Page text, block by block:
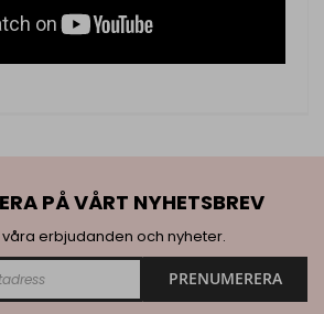
PÅ VÅRT NYHETSBREV
våra erbjudanden och nyheter.
PRENUMERERA